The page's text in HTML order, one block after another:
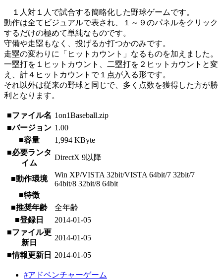
１人対１人で試合する簡略化した野球ゲームです。
動作は全てビジュアルで表され、１～９のパネルをクリック
するだけの極めて単純なものです。
守備や走塁もなく、投げるか打つかのみです。
走塁の変わりに「ヒットカウント」なるものを加えました。
一塁打を１ヒットカウント、二塁打を２ヒットカウントと変
え、計４ヒットカウントで１点が入る形です。
それ以外は従来の野球と同じで、多く点数を獲得した方が勝
利となります。
■ファイル名 1on1Baseball.zip
■バージョン 1.00
■容量
1,994 KByte
■必要ランタ
イム
DirectX 9以降
■動作環境
Win XP/VISTA 32bit/VISTA 64bit/7 32bit/7
64bit/8 32bit/8 64bit
■特徴
■推奨年齢
全年齢
■登録日
2014-01-05
■ファイル更
新日
2014-01-05
■情報更新日 2014-01-05
#アドベンチャーゲーム